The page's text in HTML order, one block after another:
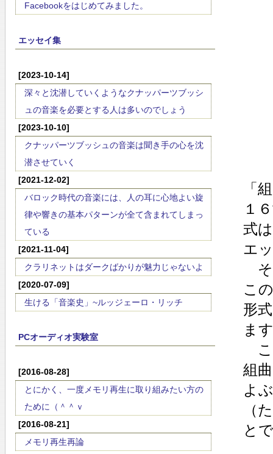
Facebookをはじめてみました。
エッセイ集
[2023-10-14]
深々と沈潜していくようなクナッパーツブッシ
ュの音楽を必要とする人は多いのでしょう
[2023-10-10]
クナッパーツブッシュの音楽は聞き手の心を沈
潜させていく
[2021-12-02]
バロック時代の音楽には、人の耳に心地よい旋
律や響きの基本パターンが全て含まれてしまっ
ている
[2021-11-04]
クラリネットはダークばかりが魅力じゃないよ
[2020-07-09]
生ける「音楽史」~ルッジェーロ・リッチ
PCオーディオ実験室
[2016-08-28]
とにかく、一度メモリ再生に取り組みたい方の
ために（＾＾ｖ
[2016-08-21]
メモリ再生再論
「
１
式
エ
そ
こ
形
ま
こ
組
よ
（
と